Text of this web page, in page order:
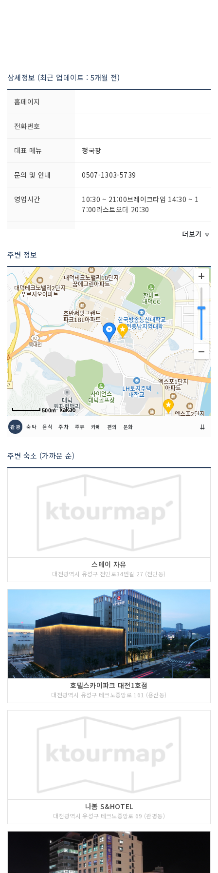
상세정보 (최근 업데이트 : 5개월 전)
홈페이지
전화번호
대표 메뉴 청국장
문의 및 안내 0507-1303-5739
영업시간
10:30 ~ 21:00브레이크타임 14:30 ~ 1
7:00라스트오더 20:30
취급 메뉴
인허가번호 20000240043
더보기 🔽
주변 정보
500m
관광 숙박 음식 주차 주유 카페 편의 문화 ⇊
주변 숙소 (가까운 순)
스테이 자유
대전광역시 유성구 전민로34번길 27 (전민동)
호텔스카이파크 대전1호점
대전광역시 유성구 테크노중앙로 161 (용산동)
나봄 S&HOTEL
대전광역시 유성구 테크노중앙로 69 (관평동)